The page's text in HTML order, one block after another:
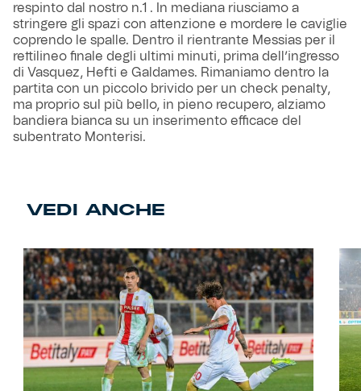
respinto dal nostro n.1 . In mediana riusciamo a
stringere gli spazi con attenzione e mordere le caviglie
coprendo le spalle. Dentro il rientrante Messias per il
rettilineo finale degli ultimi minuti, prima dell’ingresso
di Vasquez, Hefti e Galdames. Rimaniamo dentro la
partita con un piccolo brivido per un check penalty,
ma proprio sul più bello, in pieno recupero, alziamo
bandiera bianca su un inserimento efficace del
subentrato Monterisi.
VEDI ANCHE